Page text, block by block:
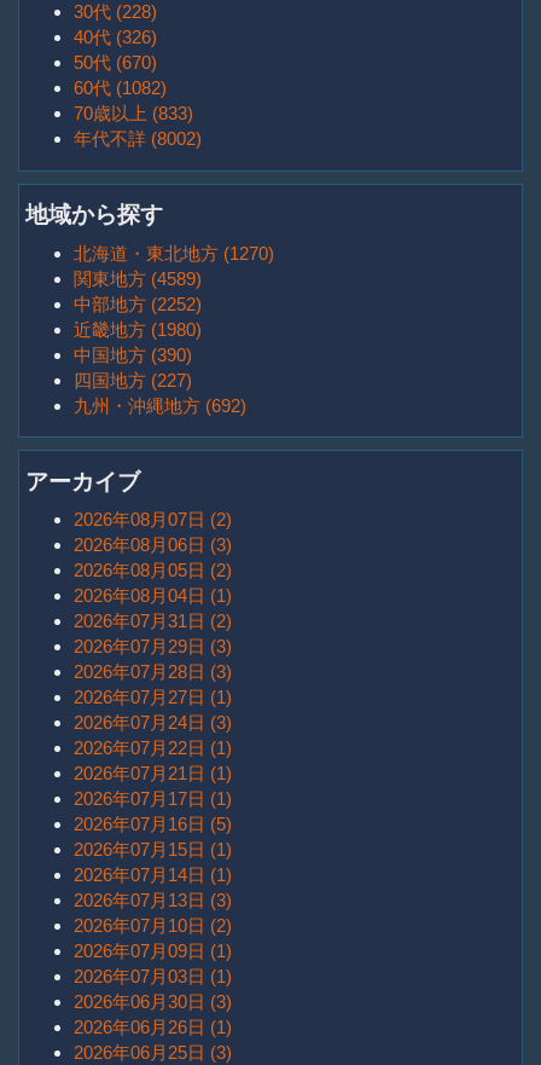
30代 (228)
40代 (326)
50代 (670)
60代 (1082)
70歳以上 (833)
年代不詳 (8002)
地域から探す
北海道・東北地方 (1270)
関東地方 (4589)
中部地方 (2252)
近畿地方 (1980)
中国地方 (390)
四国地方 (227)
九州・沖縄地方 (692)
アーカイブ
2026年08月07日 (2)
2026年08月06日 (3)
2026年08月05日 (2)
2026年08月04日 (1)
2026年07月31日 (2)
2026年07月29日 (3)
2026年07月28日 (3)
2026年07月27日 (1)
2026年07月24日 (3)
2026年07月22日 (1)
2026年07月21日 (1)
2026年07月17日 (1)
2026年07月16日 (5)
2026年07月15日 (1)
2026年07月14日 (1)
2026年07月13日 (3)
2026年07月10日 (2)
2026年07月09日 (1)
2026年07月03日 (1)
2026年06月30日 (3)
2026年06月26日 (1)
2026年06月25日 (3)